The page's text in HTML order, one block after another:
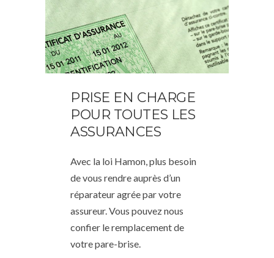
PRISE EN CHARGE
POUR TOUTES LES
ASSURANCES
Avec la loi Hamon, plus besoin
de vous rendre auprès d’un
réparateur agrée par votre
assureur. Vous pouvez nous
confier le remplacement de
votre pare-brise.